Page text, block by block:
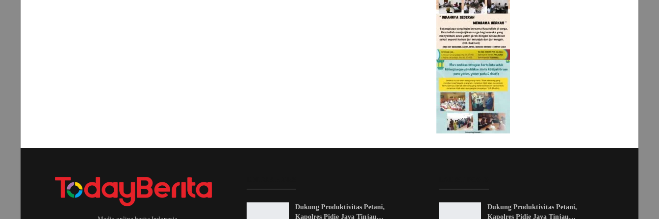
Dukung Produktivitas Petani,
Kapolres Pidie Jaya Tinjau…
Dukung Produktivitas Petani,
Kapolres Pidie Jaya Tinjau…